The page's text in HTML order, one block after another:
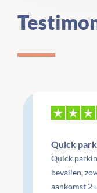
Quick
Quick
bevallen,
aankomst 2